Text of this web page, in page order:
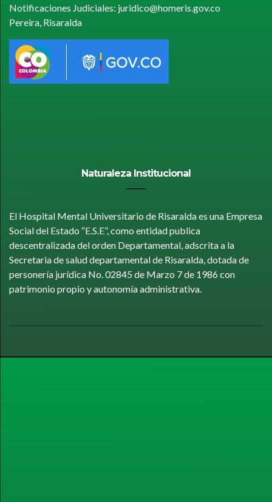
Notificaciones Judiciales: juridico@homeris.gov.co
Pereira, Risaralda
Naturaleza Institucional
El Hospital Mental Universitario de Risaralda es una Empresa
Social del Estado “E.S.E”, como entidad publica
descentralizada del orden Departamental, adscrita a la
Secretaria de salud departamental de Risaralda, dotada de
personería jurídica No. 02845 de Marzo 7 de 1986 con
patrimonio propio y autonomía administrativa.